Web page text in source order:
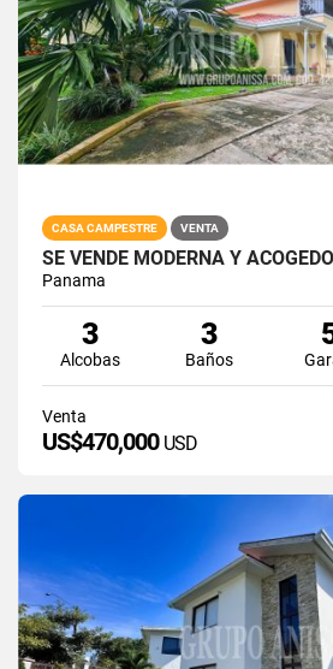
CASA CAMPESTRE VENTA
Panama
3
Alcobas
3
Baños
Venta
US$470,000 USD